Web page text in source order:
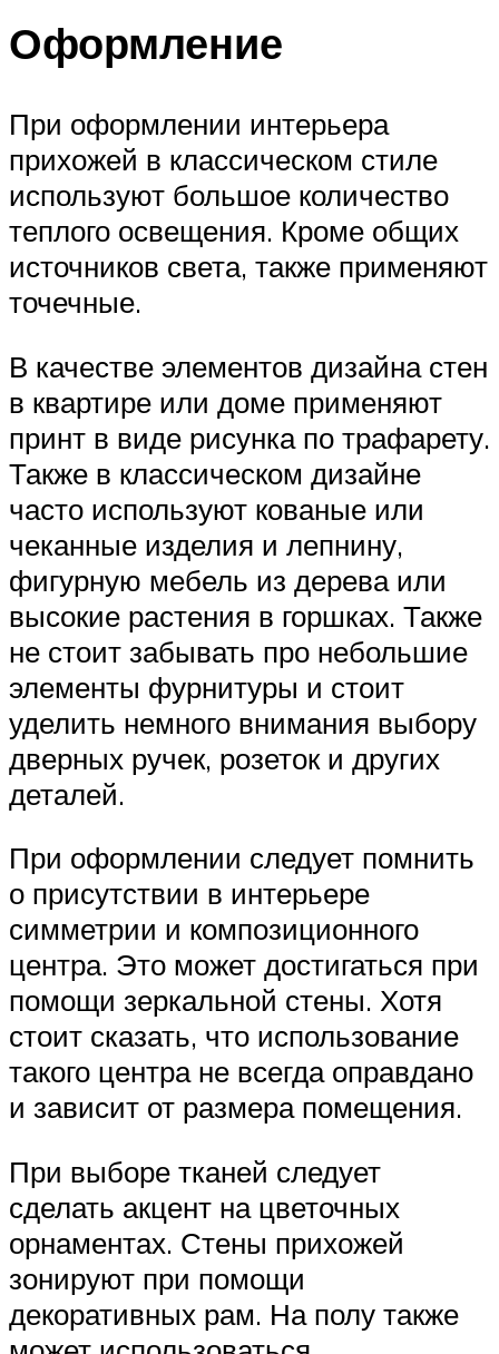
Оформление
При оформлении интерьера
прихожей в классическом стиле
используют большое количество
теплого освещения. Кроме общих
источников света, также применяют
точечные.
В качестве элементов дизайна стен
в квартире или доме применяют
принт в виде рисунка по трафарету.
Также в классическом дизайне
часто используют кованые или
чеканные изделия и лепнину,
фигурную мебель из дерева или
высокие растения в горшках. Также
не стоит забывать про небольшие
элементы фурнитуры и стоит
уделить немного внимания выбору
дверных ручек, розеток и других
деталей.
При оформлении следует помнить
о присутствии в интерьере
симметрии и композиционного
центра. Это может достигаться при
помощи зеркальной стены. Хотя
стоит сказать, что использование
такого центра не всегда оправдано
и зависит от размера помещения.
При выборе тканей следует
сделать акцент на цветочных
орнаментах. Стены прихожей
зонируют при помощи
декоративных рам. На полу также